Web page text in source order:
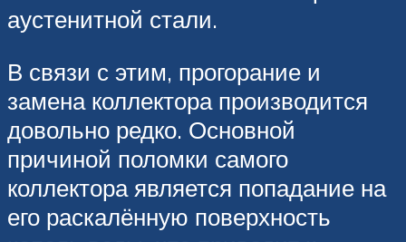
аустенитной стали.
В связи с этим, прогорание и
замена коллектора производится
довольно редко. Основной
причиной поломки самого
коллектора является попадание на
его раскалённую поверхность